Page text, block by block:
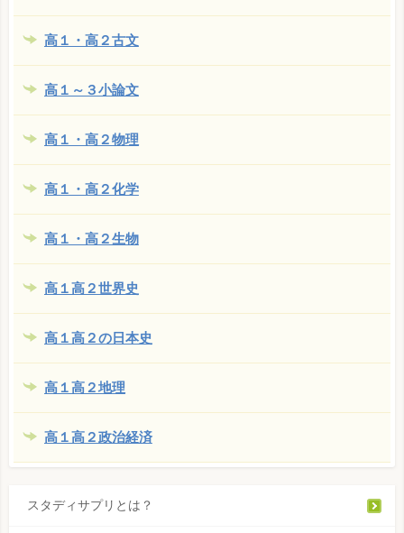
高１・高２古文
高１～３小論文
高１・高２物理
高１・高２化学
高１・高２生物
高１高２世界史
高１高２の日本史
高１高２地理
高１高２政治経済
スタディサプリとは？